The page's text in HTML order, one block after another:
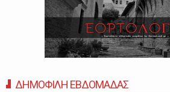
ΔΗΜΟΦΙΛΗ ΕΒΔΟΜΑΔΑΣ